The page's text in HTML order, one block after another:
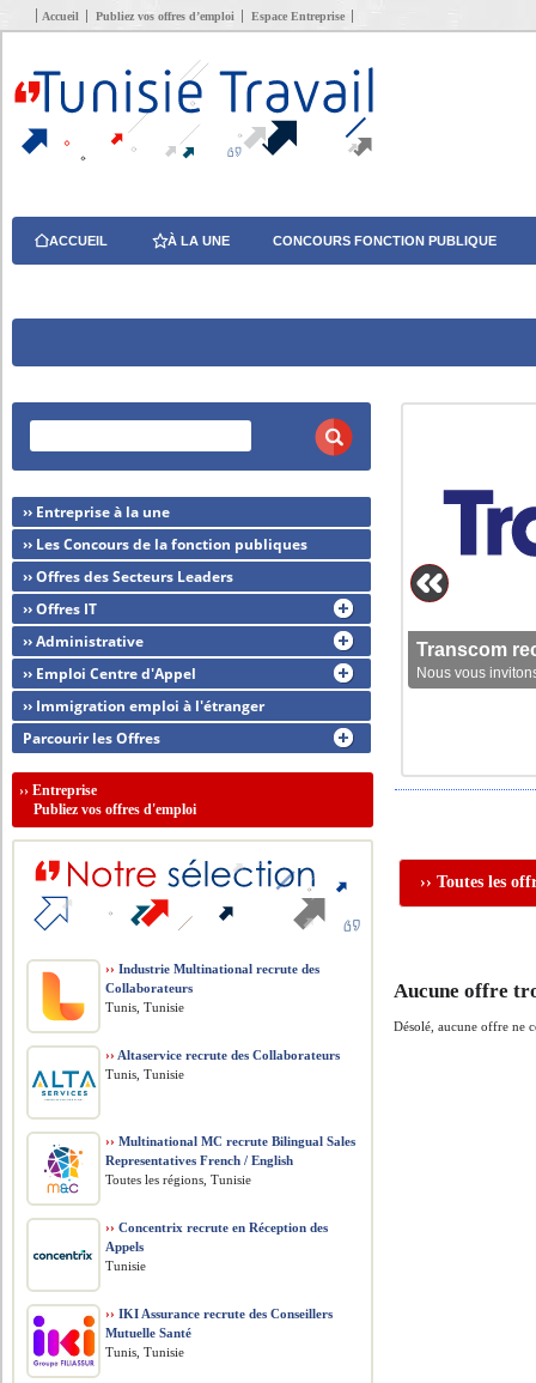
Accueil Publiez vos offres d’emploi Espace Entreprise
ACCUEIL À LA UNE CONCOURS FONCTION PUBLIQUE
Transcom
Nous vous
›› Toutes les
Aucune offre
Désolé, aucune offre ne
›› Entreprise à la une
›› Les Concours de la fonction publiques
›› Offres des Secteurs Leaders
›› Offres IT
›› Administrative
›› Emploi Centre d'Appel
›› Immigration emploi à l'étranger
Parcourir les Offres
››Entreprise
Publiez vos offres d'emploi
›› Industrie Multinational recrute des
Collaborateurs
Tunis, Tunisie
›› Altaservice recrute des Collaborateurs
Tunis, Tunisie
›› Multinational MC recrute Bilingual Sales
Representatives French / English
Toutes les régions, Tunisie
›› Concentrix recrute en Réception des
Appels
Tunisie
›› IKI Assurance recrute des Conseillers
Mutuelle Santé
Tunis, Tunisie